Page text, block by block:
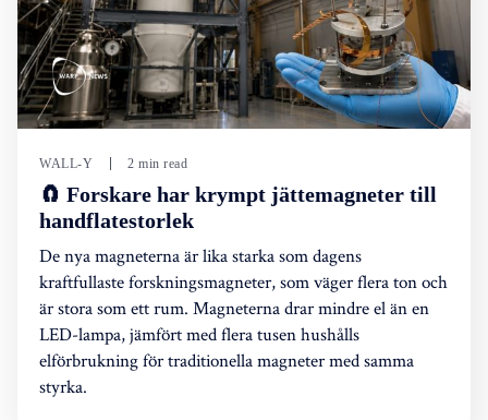
WALL-Y 2 min read
🧲 Forskare har krympt jättemagneter till
handflatestorlek
De nya magneterna är lika starka som dagens
kraftfullaste forskningsmagneter, som väger flera ton och
är stora som ett rum. Magneterna drar mindre el än en
LED-lampa, jämfört med flera tusen hushålls
elförbrukning för traditionella magneter med samma
styrka.